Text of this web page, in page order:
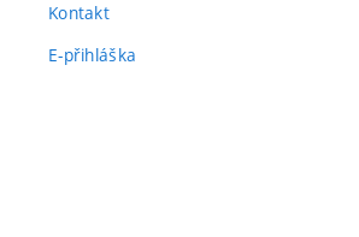
Kontakt
E-přihláška